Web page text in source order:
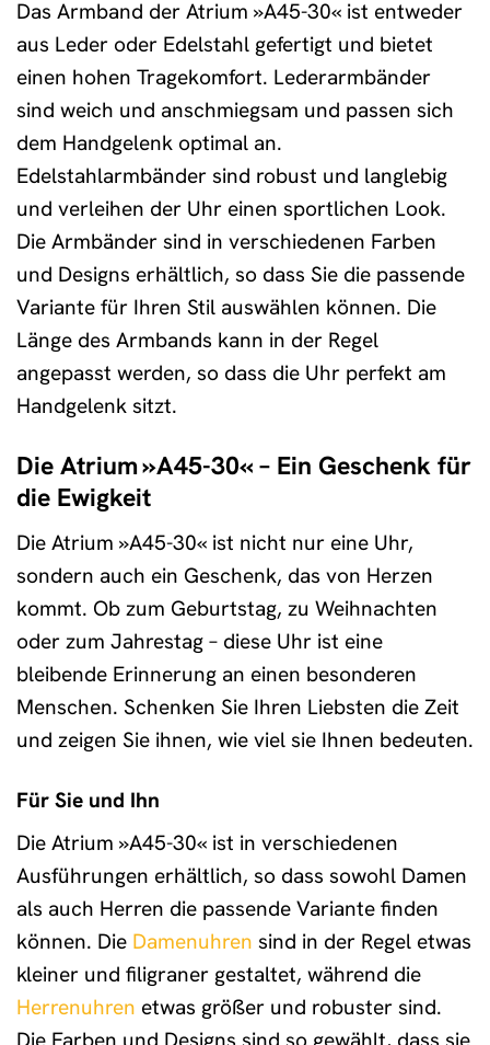
Das Armband der Atrium »A45-30« ist entweder
aus Leder oder Edelstahl gefertigt und bietet
einen hohen Tragekomfort. Lederarmbänder
sind weich und anschmiegsam und passen sich
dem Handgelenk optimal an.
Edelstahlarmbänder sind robust und langlebig
und verleihen der Uhr einen sportlichen Look.
Die Armbänder sind in verschiedenen Farben
und Designs erhältlich, so dass Sie die passende
Variante für Ihren Stil auswählen können. Die
Länge des Armbands kann in der Regel
angepasst werden, so dass die Uhr perfekt am
Handgelenk sitzt.
Die Atrium »A45-30« – Ein Geschenk für
die Ewigkeit
Die Atrium »A45-30« ist nicht nur eine Uhr,
sondern auch ein Geschenk, das von Herzen
kommt. Ob zum Geburtstag, zu Weihnachten
oder zum Jahrestag – diese Uhr ist eine
bleibende Erinnerung an einen besonderen
Menschen. Schenken Sie Ihren Liebsten die Zeit
und zeigen Sie ihnen, wie viel sie Ihnen bedeuten.
Für Sie und Ihn
Die Atrium »A45-30« ist in verschiedenen
Ausführungen erhältlich, so dass sowohl Damen
als auch Herren die passende Variante finden
können. Die Damenuhren sind in der Regel etwas
kleiner und filigraner gestaltet, während die
Herrenuhren etwas größer und robuster sind.